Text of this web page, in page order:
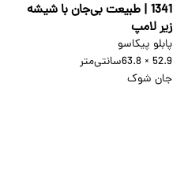
1341 | طبیعت بی‌جان با شیشه
زیر لامپ
پابلو پیکاسو
52.9 × 63.8
سانتی‌متر
جان شوک